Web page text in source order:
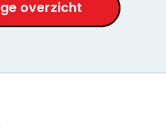
overzicht